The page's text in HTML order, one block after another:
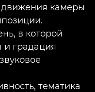
камеры
в которой
и градация
тематика